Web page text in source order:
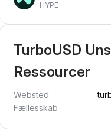
HYPE
TurboUSD
Ressourcer
Websted
Fællesskab